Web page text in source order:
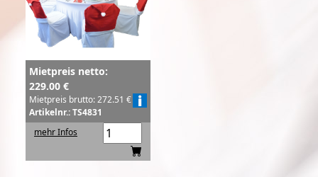
Mietpreis netto:
229.00 €
Mietpreis brutto: 272.51 €
Artikelnr.: TS4831
mehr Infos